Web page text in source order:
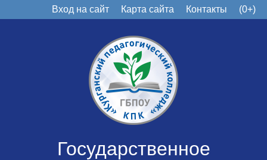
Вход на сайт Карта сайта Контакты (0+)
Государственное